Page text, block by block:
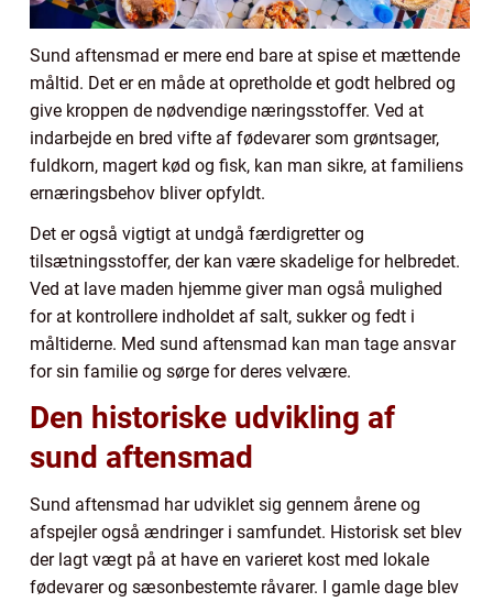
Sund aftensmad er mere end bare at spise et mættende
måltid. Det er en måde at opretholde et godt helbred og
give kroppen de nødvendige næringsstoffer. Ved at
indarbejde en bred vifte af fødevarer som grøntsager,
fuldkorn, magert kød og fisk, kan man sikre, at familiens
ernæringsbehov bliver opfyldt.
Det er også vigtigt at undgå færdigretter og
tilsætningsstoffer, der kan være skadelige for helbredet.
Ved at lave maden hjemme giver man også mulighed
for at kontrollere indholdet af salt, sukker og fedt i
måltiderne. Med sund aftensmad kan man tage ansvar
for sin familie og sørge for deres velvære.
Den historiske udvikling af
sund aftensmad
Sund aftensmad har udviklet sig gennem årene og
afspejler også ændringer i samfundet. Historisk set blev
der lagt vægt på at have en varieret kost med lokale
fødevarer og sæsonbestemte råvarer. I gamle dage blev